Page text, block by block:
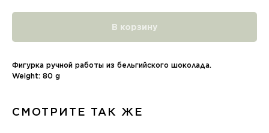
В корзину
Фигурка ручной работы из бельгийского шоколада.
Weight: 80 g
СМОТРИТЕ ТАК ЖЕ